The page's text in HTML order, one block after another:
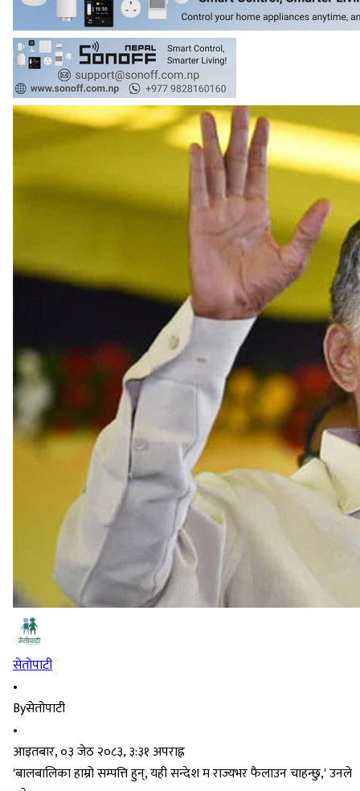
सेतोपाटी
•
Byसेतोपाटी
•
आइतबार, ०३ जेठ २०८३, ३:३१ अपराह्न
'बालबालिका हाम्रो सम्पत्ति हुन्, यही सन्देश म राज्यभर फैलाउन चाहन्छु,' उनले